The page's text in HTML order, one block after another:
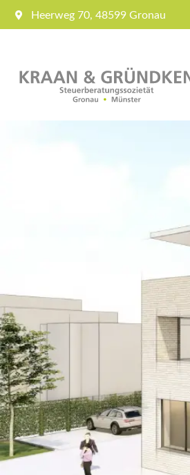
Heerweg 70, 48599 Gronau